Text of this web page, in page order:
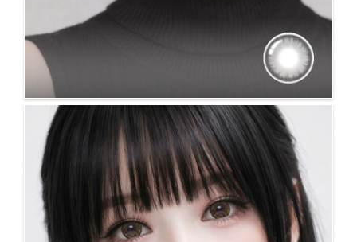
中大直徑最大着色 No.118灰 bestseller